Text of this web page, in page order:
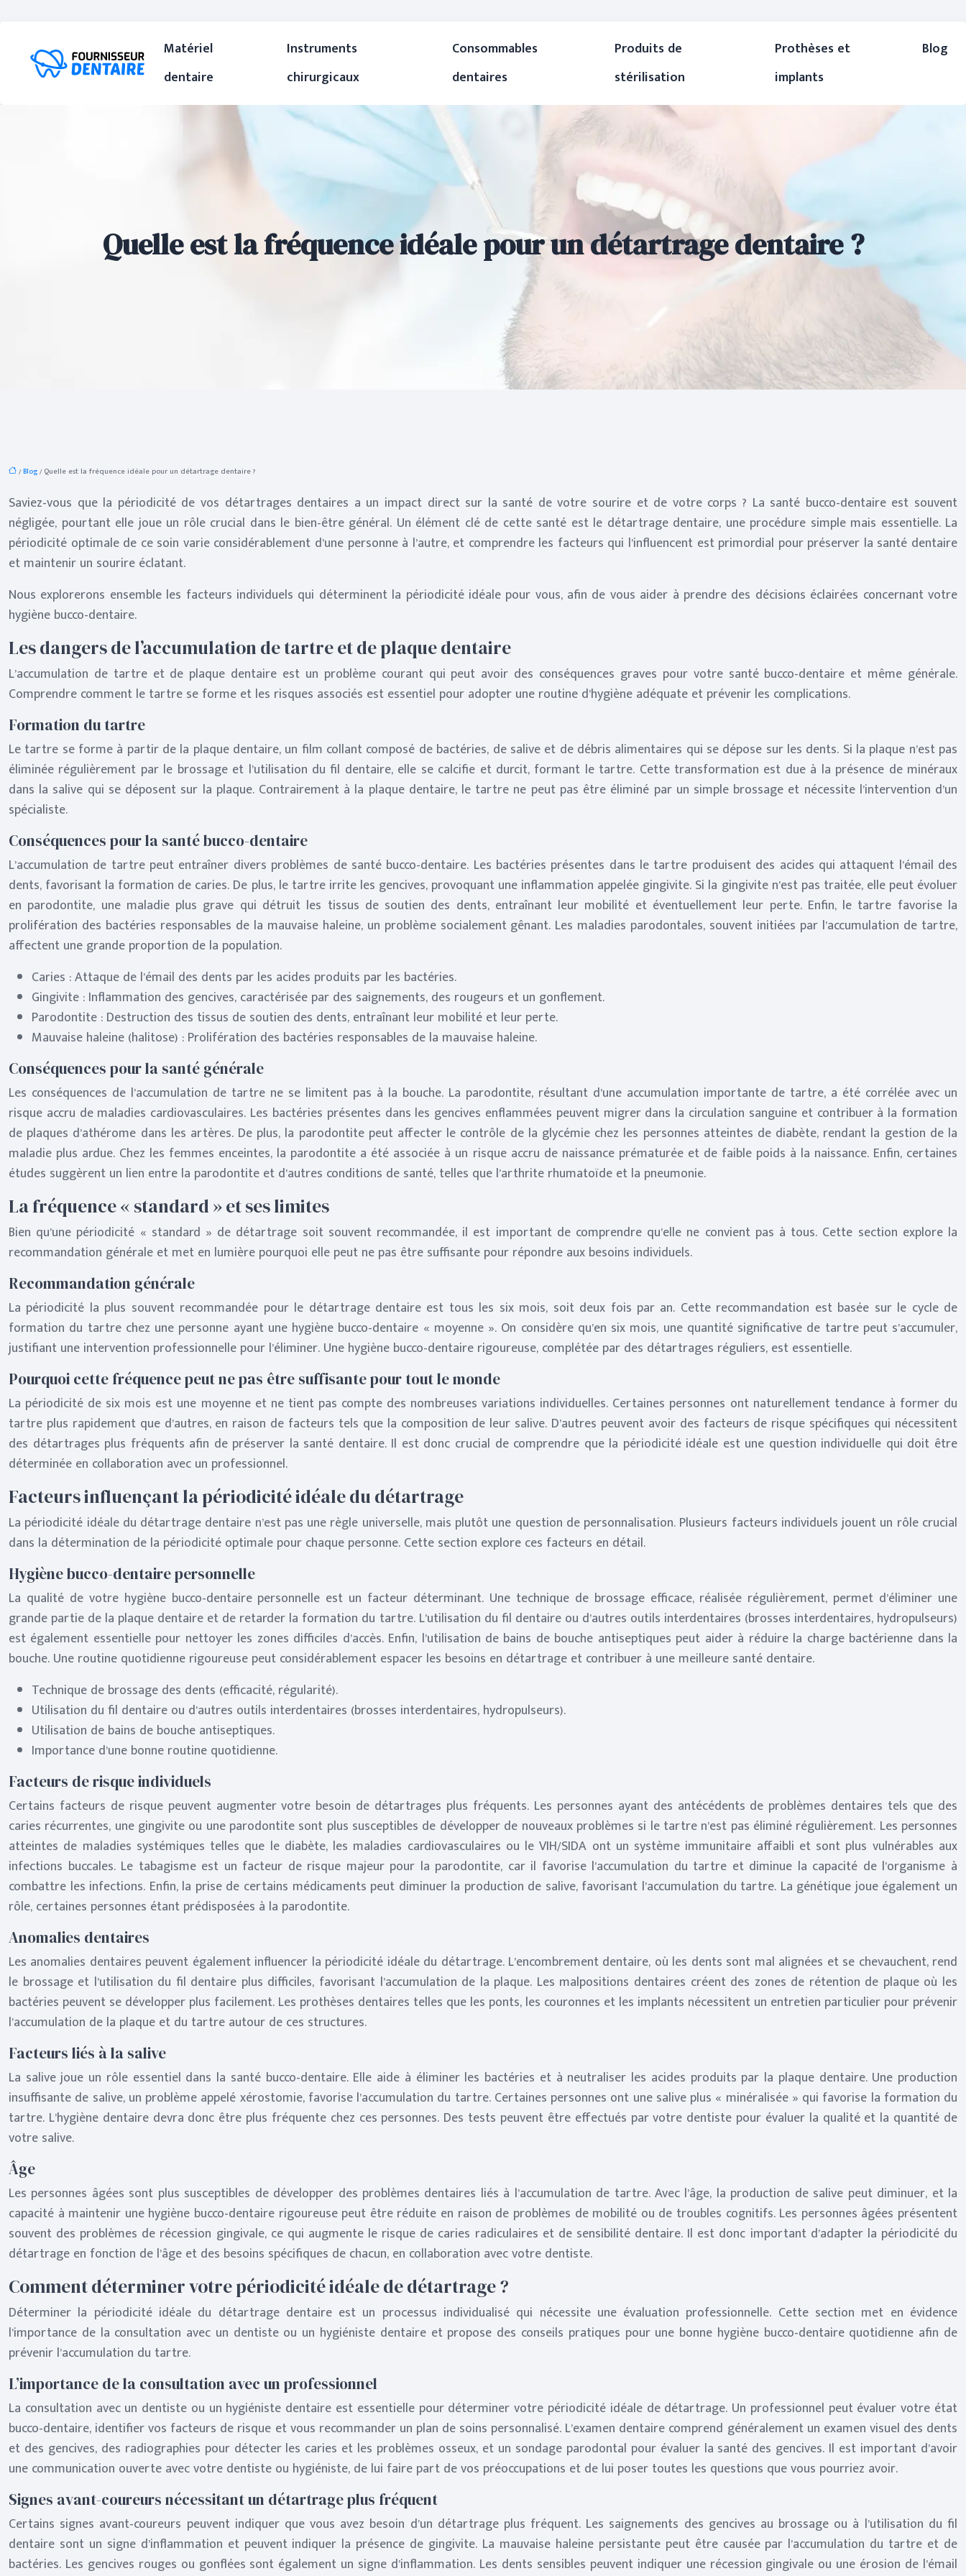
Matériel
dentaire
Instruments
chirurgicaux
Consommables
dentaires
Produits de
stérilisation
Prothèses et
implants
Blog
Quelle est la fréquence idéale pour un détartrage dentaire ?
/Blog/ Quelle est la fréquence idéale pour un détartrage dentaire ?
Saviez-vous que la périodicité de vos détartrages dentaires a un impact direct sur la santé de votre sourire et de votre corps ? La santé bucco-dentaire est souvent
négligée, pourtant elle joue un rôle crucial dans le bien-être général. Un élément clé de cette santé est le détartrage dentaire, une procédure simple mais essentielle. La
périodicité optimale de ce soin varie considérablement d’une personne à l’autre, et comprendre les facteurs qui l’influencent est primordial pour préserver la santé dentaire
et maintenir un sourire éclatant.
Nous explorerons ensemble les facteurs individuels qui déterminent la périodicité idéale pour vous, afin de vous aider à prendre des décisions éclairées concernant votre
hygiène bucco-dentaire.
Les dangers de l’accumulation de tartre et de plaque dentaire
L’accumulation de tartre et de plaque dentaire est un problème courant qui peut avoir des conséquences graves pour votre santé bucco-dentaire et même générale.
Comprendre comment le tartre se forme et les risques associés est essentiel pour adopter une routine d’hygiène adéquate et prévenir les complications.
Formation du tartre
Le tartre se forme à partir de la plaque dentaire, un film collant composé de bactéries, de salive et de débris alimentaires qui se dépose sur les dents. Si la plaque n’est pas
éliminée régulièrement par le brossage et l’utilisation du fil dentaire, elle se calcifie et durcit, formant le tartre. Cette transformation est due à la présence de minéraux
dans la salive qui se déposent sur la plaque. Contrairement à la plaque dentaire, le tartre ne peut pas être éliminé par un simple brossage et nécessite l’intervention d’un
spécialiste.
Conséquences pour la santé bucco-dentaire
L’accumulation de tartre peut entraîner divers problèmes de santé bucco-dentaire. Les bactéries présentes dans le tartre produisent des acides qui attaquent l’émail des
dents, favorisant la formation de caries. De plus, le tartre irrite les gencives, provoquant une inflammation appelée gingivite. Si la gingivite n’est pas traitée, elle peut évoluer
en parodontite, une maladie plus grave qui détruit les tissus de soutien des dents, entraînant leur mobilité et éventuellement leur perte. Enfin, le tartre favorise la
prolifération des bactéries responsables de la mauvaise haleine, un problème socialement gênant. Les maladies parodontales, souvent initiées par l’accumulation de tartre,
affectent une grande proportion de la population.
Caries : Attaque de l’émail des dents par les acides produits par les bactéries.
Gingivite : Inflammation des gencives, caractérisée par des saignements, des rougeurs et un gonflement.
Parodontite : Destruction des tissus de soutien des dents, entraînant leur mobilité et leur perte.
Mauvaise haleine (halitose) : Prolifération des bactéries responsables de la mauvaise haleine.
Conséquences pour la santé générale
Les conséquences de l’accumulation de tartre ne se limitent pas à la bouche. La parodontite, résultant d’une accumulation importante de tartre, a été corrélée avec un
risque accru de maladies cardiovasculaires. Les bactéries présentes dans les gencives enflammées peuvent migrer dans la circulation sanguine et contribuer à la formation
de plaques d’athérome dans les artères. De plus, la parodontite peut affecter le contrôle de la glycémie chez les personnes atteintes de diabète, rendant la gestion de la
maladie plus ardue. Chez les femmes enceintes, la parodontite a été associée à un risque accru de naissance prématurée et de faible poids à la naissance. Enfin, certaines
études suggèrent un lien entre la parodontite et d’autres conditions de santé, telles que l’arthrite rhumatoïde et la pneumonie.
La fréquence « standard » et ses limites
Bien qu’une périodicité « standard » de détartrage soit souvent recommandée, il est important de comprendre qu’elle ne convient pas à tous. Cette section explore la
recommandation générale et met en lumière pourquoi elle peut ne pas être suffisante pour répondre aux besoins individuels.
Recommandation générale
La périodicité la plus souvent recommandée pour le détartrage dentaire est tous les six mois, soit deux fois par an. Cette recommandation est basée sur le cycle de
formation du tartre chez une personne ayant une hygiène bucco-dentaire « moyenne ». On considère qu’en six mois, une quantité significative de tartre peut s’accumuler,
justifiant une intervention professionnelle pour l’éliminer. Une hygiène bucco-dentaire rigoureuse, complétée par des détartrages réguliers, est essentielle.
Pourquoi cette fréquence peut ne pas être suffisante pour tout le monde
La périodicité de six mois est une moyenne et ne tient pas compte des nombreuses variations individuelles. Certaines personnes ont naturellement tendance à former du
tartre plus rapidement que d’autres, en raison de facteurs tels que la composition de leur salive. D’autres peuvent avoir des facteurs de risque spécifiques qui nécessitent
des détartrages plus fréquents afin de préserver la santé dentaire. Il est donc crucial de comprendre que la périodicité idéale est une question individuelle qui doit être
déterminée en collaboration avec un professionnel.
Facteurs influençant la périodicité idéale du détartrage
La périodicité idéale du détartrage dentaire n’est pas une règle universelle, mais plutôt une question de personnalisation. Plusieurs facteurs individuels jouent un rôle crucial
dans la détermination de la périodicité optimale pour chaque personne. Cette section explore ces facteurs en détail.
Hygiène bucco-dentaire personnelle
La qualité de votre hygiène bucco-dentaire personnelle est un facteur déterminant. Une technique de brossage efficace, réalisée régulièrement, permet d’éliminer une
grande partie de la plaque dentaire et de retarder la formation du tartre. L’utilisation du fil dentaire ou d’autres outils interdentaires (brosses interdentaires, hydropulseurs)
est également essentielle pour nettoyer les zones difficiles d’accès. Enfin, l’utilisation de bains de bouche antiseptiques peut aider à réduire la charge bactérienne dans la
bouche. Une routine quotidienne rigoureuse peut considérablement espacer les besoins en détartrage et contribuer à une meilleure santé dentaire.
Technique de brossage des dents (efficacité, régularité).
Utilisation du fil dentaire ou d’autres outils interdentaires (brosses interdentaires, hydropulseurs).
Utilisation de bains de bouche antiseptiques.
Importance d’une bonne routine quotidienne.
Facteurs de risque individuels
Certains facteurs de risque peuvent augmenter votre besoin de détartrages plus fréquents. Les personnes ayant des antécédents de problèmes dentaires tels que des
caries récurrentes, une gingivite ou une parodontite sont plus susceptibles de développer de nouveaux problèmes si le tartre n’est pas éliminé régulièrement. Les personnes
atteintes de maladies systémiques telles que le diabète, les maladies cardiovasculaires ou le VIH/SIDA ont un système immunitaire affaibli et sont plus vulnérables aux
infections buccales. Le tabagisme est un facteur de risque majeur pour la parodontite, car il favorise l’accumulation du tartre et diminue la capacité de l’organisme à
combattre les infections. Enfin, la prise de certains médicaments peut diminuer la production de salive, favorisant l’accumulation du tartre. La génétique joue également un
rôle, certaines personnes étant prédisposées à la parodontite.
Anomalies dentaires
Les anomalies dentaires peuvent également influencer la périodicité idéale du détartrage. L’encombrement dentaire, où les dents sont mal alignées et se chevauchent, rend
le brossage et l’utilisation du fil dentaire plus difficiles, favorisant l’accumulation de la plaque. Les malpositions dentaires créent des zones de rétention de plaque où les
bactéries peuvent se développer plus facilement. Les prothèses dentaires telles que les ponts, les couronnes et les implants nécessitent un entretien particulier pour prévenir
l’accumulation de la plaque et du tartre autour de ces structures.
Facteurs liés à la salive
La salive joue un rôle essentiel dans la santé bucco-dentaire. Elle aide à éliminer les bactéries et à neutraliser les acides produits par la plaque dentaire. Une production
insuffisante de salive, un problème appelé xérostomie, favorise l’accumulation du tartre. Certaines personnes ont une salive plus « minéralisée » qui favorise la formation du
tartre. L’hygiène dentaire devra donc être plus fréquente chez ces personnes. Des tests peuvent être effectués par votre dentiste pour évaluer la qualité et la quantité de
votre salive.
Âge
Les personnes âgées sont plus susceptibles de développer des problèmes dentaires liés à l’accumulation de tartre. Avec l’âge, la production de salive peut diminuer, et la
capacité à maintenir une hygiène bucco-dentaire rigoureuse peut être réduite en raison de problèmes de mobilité ou de troubles cognitifs. Les personnes âgées présentent
souvent des problèmes de récession gingivale, ce qui augmente le risque de caries radiculaires et de sensibilité dentaire. Il est donc important d’adapter la périodicité du
détartrage en fonction de l’âge et des besoins spécifiques de chacun, en collaboration avec votre dentiste.
Comment déterminer votre périodicité idéale de détartrage ?
Déterminer la périodicité idéale du détartrage dentaire est un processus individualisé qui nécessite une évaluation professionnelle. Cette section met en évidence
l’importance de la consultation avec un dentiste ou un hygiéniste dentaire et propose des conseils pratiques pour une bonne hygiène bucco-dentaire quotidienne afin de
prévenir l’accumulation du tartre.
L’importance de la consultation avec un professionnel
La consultation avec un dentiste ou un hygiéniste dentaire est essentielle pour déterminer votre périodicité idéale de détartrage. Un professionnel peut évaluer votre état
bucco-dentaire, identifier vos facteurs de risque et vous recommander un plan de soins personnalisé. L’examen dentaire comprend généralement un examen visuel des dents
et des gencives, des radiographies pour détecter les caries et les problèmes osseux, et un sondage parodontal pour évaluer la santé des gencives. Il est important d’avoir
une communication ouverte avec votre dentiste ou hygiéniste, de lui faire part de vos préoccupations et de lui poser toutes les questions que vous pourriez avoir.
Signes avant-coureurs nécessitant un détartrage plus fréquent
Certains signes avant-coureurs peuvent indiquer que vous avez besoin d’un détartrage plus fréquent. Les saignements des gencives au brossage ou à l’utilisation du fil
dentaire sont un signe d’inflammation et peuvent indiquer la présence de gingivite. La mauvaise haleine persistante peut être causée par l’accumulation du tartre et de
bactéries. Les gencives rouges ou gonflées sont également un signe d’inflammation. Les dents sensibles peuvent indiquer une récession gingivale ou une érosion de l’émail